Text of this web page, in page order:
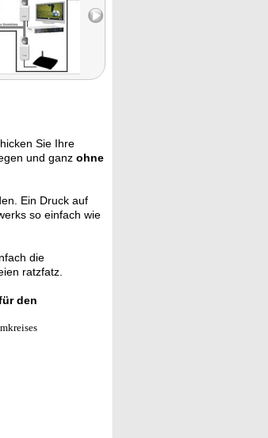
Sie Ihre
und ganz ohne
Ein Druck auf
so einfach wie
die
ratzfatz.
den